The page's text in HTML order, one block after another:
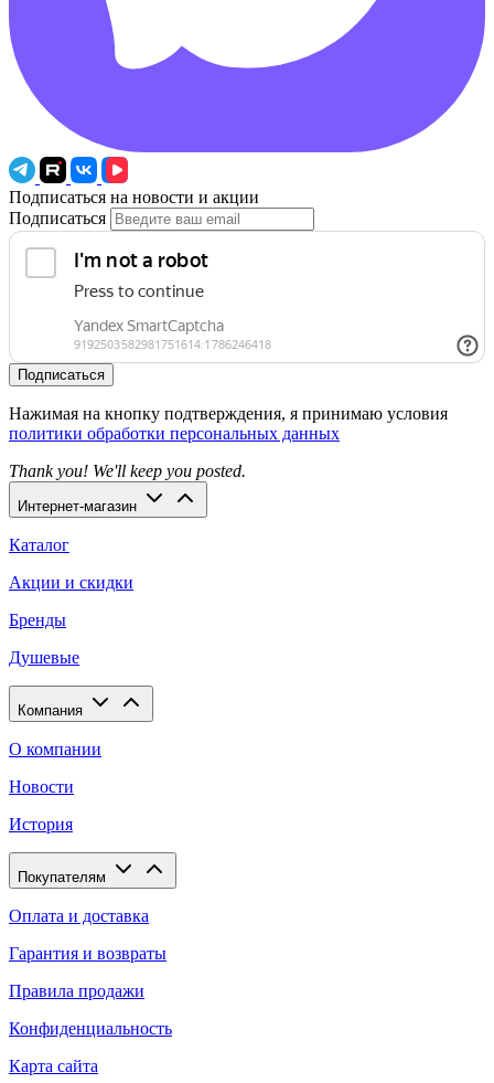
Подписаться на новости и акции
Подписаться
Подписаться
Нажимая на кнопку подтверждения, я принимаю условия
политики обработки персональных данных
Thank you! We'll keep you posted.
Интернет-магазин
Каталог
Акции и скидки
Бренды
Душевые
Компания
О компании
Новости
История
Покупателям
Оплата и доставка
Гарантия и возвраты
Правила продажи
Конфиденциальность
Карта сайта